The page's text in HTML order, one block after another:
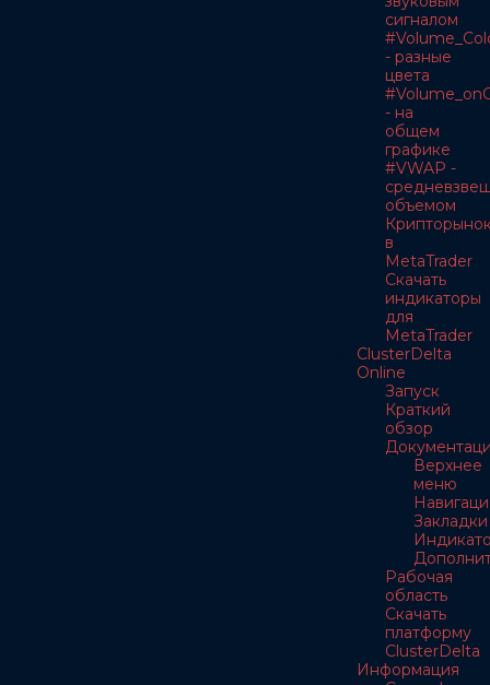
сигналом
- разные
цвета
- на
общем
графике
#VWAP -
объемом
в
MetaTrader
Скачать
индикаторы
для
MetaTrader
ClusterDelta
Online
Запуск
Краткий
обзор
Верхнее
меню
Закладки
Рабочая
область
Скачать
платформу
ClusterDelta
Информация